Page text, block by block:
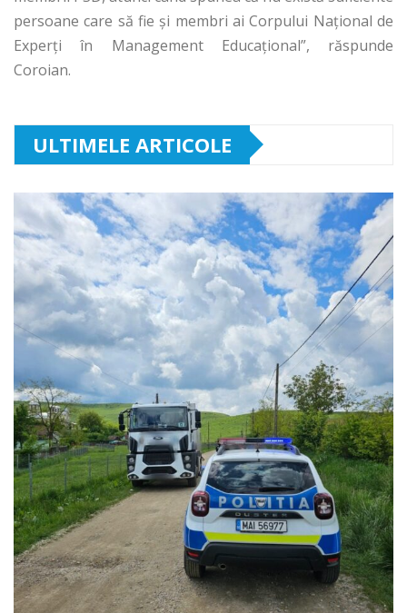
persoane care să fie şi membri ai Corpului Naţional de
Experţi în Management Educaţional”, răspunde
Coroian.
ULTIMELE ARTICOLE